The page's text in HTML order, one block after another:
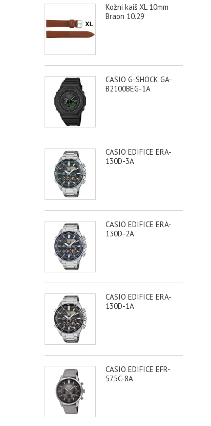
Kožni kaiš XL 10mm
Braon 10.29
CASIO G-SHOCK GA-
B2100BEG-1A
CASIO EDIFICE ERA-
130D-3A
CASIO EDIFICE ERA-
130D-2A
CASIO EDIFICE ERA-
130D-1A
CASIO EDIFICE EFR-
575C-8A